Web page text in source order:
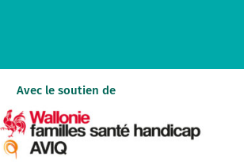
Avec le soutien de